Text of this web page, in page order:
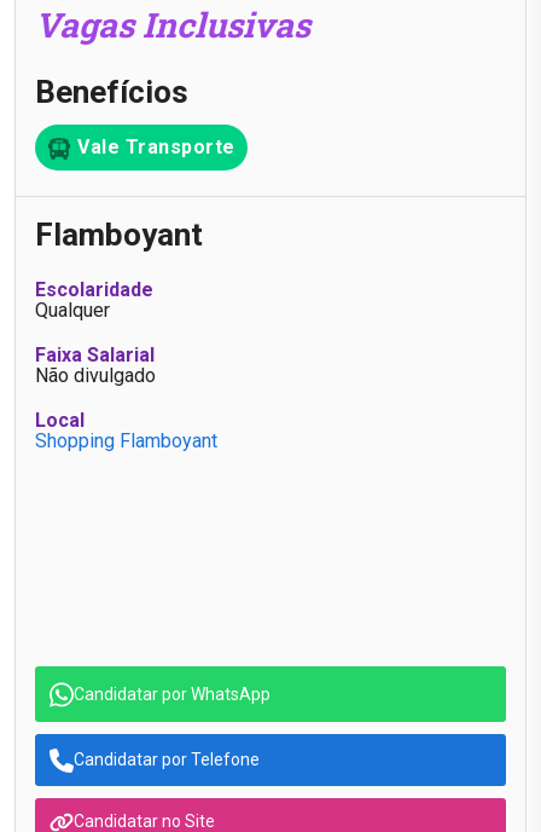
Vagas Inclusivas
Benefícios
Vale Transporte
Flamboyant
Escolaridade
Qualquer
Faixa Salarial
Não divulgado
Local
Shopping Flamboyant
Candidatar por WhatsApp
Candidatar por Telefone
Candidatar no Site